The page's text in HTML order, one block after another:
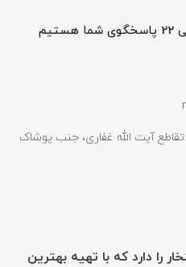
تقاطع آیت الله غفاری، جنب پوشاک
را دارد که با تهیه بهترین